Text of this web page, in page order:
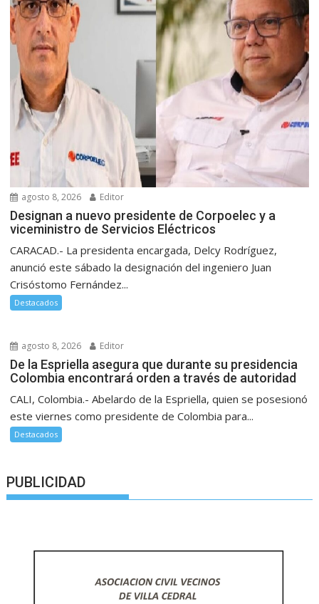
agosto 8, 2026 Editor
Designan a nuevo presidente de Corpoelec y a
viceministro de Servicios Eléctricos
CARACAD.- La presidenta encargada, Delcy Rodríguez,
anunció este sábado la designación del ingeniero Juan
Crisóstomo Fernández...
Destacados
agosto 8, 2026 Editor
De la Espriella asegura que durante su presidencia
Colombia encontrará orden a través de autoridad
CALI, Colombia.- Abelardo de la Espriella, quien se posesionó
este viernes como presidente de Colombia para...
Destacados
PUBLICIDAD